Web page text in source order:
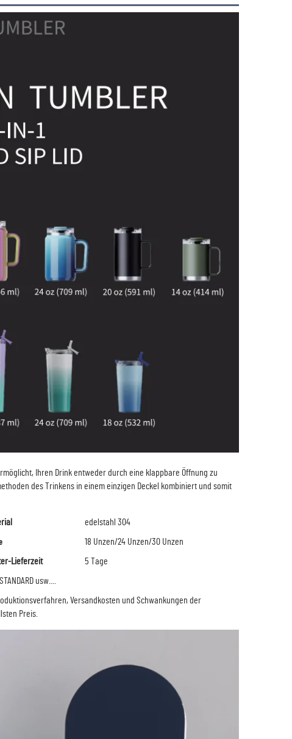
Ihren Drink entweder durch eine klappbare Öffnung zu
des Trinkens in einem einzigen Deckel kombiniert und somit
edelstahl 304
18 Unzen/24 Unzen/30 Unzen
Lieferzeit 5 Tage
usw....
Versandkosten und Schwankungen der
Preis.